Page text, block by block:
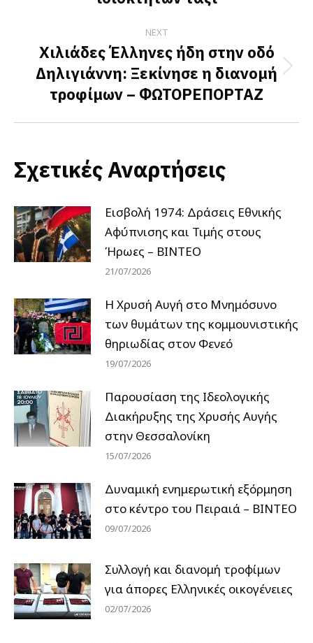
post:
NEXT
Next
post:
Χιλιάδες Έλληνες ήδη στην οδό
Δηλιγιάννη: Ξεκίνησε η διανομή
τροφίμων – ΦΩΤΟΡΕΠΟΡΤΑΖ
Σχετικές Αναρτήσεις
Εισβολή 1974: Δράσεις Εθνικής
Αφύπνισης και Τιμής στους
Ήρωες – ΒΙΝΤΕΟ
21/07/2026
Η Χρυσή Αυγή στο Μνημόσυνο
των θυμάτων της κομμουνιστικής
θηριωδίας στον Φενεό
19/07/2026
Παρουσίαση της Ιδεολογικής
Διακήρυξης της Χρυσής Αυγής
στην Θεσσαλονίκη
15/07/2026
Δυναμική ενημερωτική εξόρμηση
στο κέντρο του Πειραιά – ΒΙΝΤΕΟ
09/07/2026
Συλλογή και διανομή τροφίμων
για άπορες Ελληνικές οικογένειες
02/07/2026